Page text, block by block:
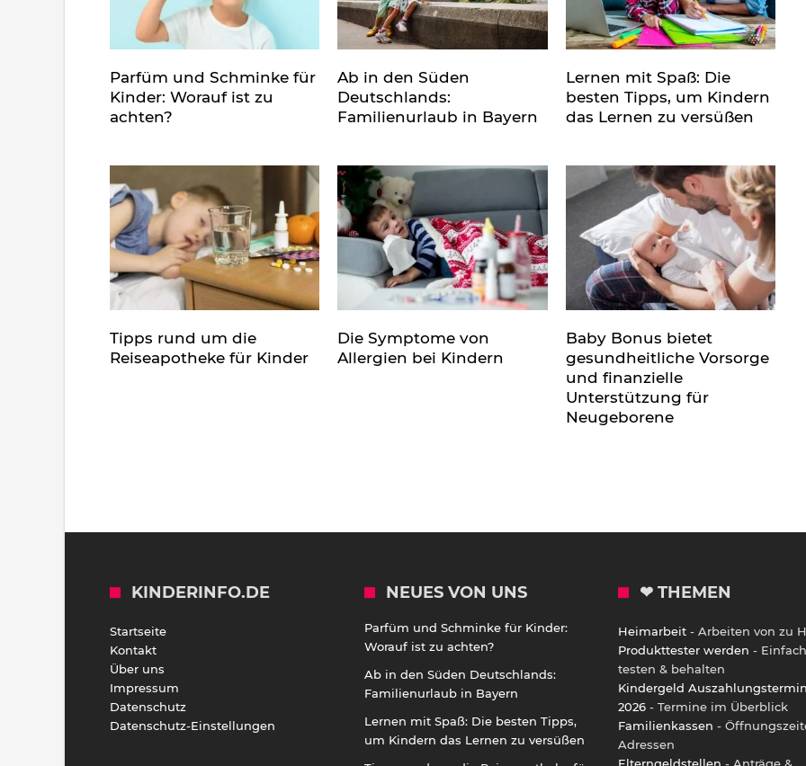
Parfüm und Schminke für
Kinder: Worauf ist zu
achten?
Ab in den Süden
Deutschlands:
Familienurlaub in Bayern
Lernen mit Spaß: Die
besten Tipps, um Kindern
das Lernen zu versüßen
Tipps rund um die
Reiseapotheke für Kinder
Die Symptome von
Allergien bei Kindern
Baby Bonus bietet
gesundheitliche Vorsorge
und finanzielle
Unterstützung für
Neugeborene
KINDERINFO.DE
Startseite
Kontakt
Über uns
Impressum
Datenschutz
Datenschutz-Einstellungen
NEUES VON UNS
Parfüm und Schminke für Kinder:
Worauf ist zu achten?
Ab in den Süden Deutschlands:
Familienurlaub in Bayern
Lernen mit Spaß: Die besten Tipps,
um Kindern das Lernen zu versüßen
❤ THEMEN
Heimarbeit - Arbeiten von zu
Produkttester werden - Einfach
testen & behalten
Kindergeld
2026 - Termine im Überblick
Familienkassen -
Adressen
Elterngeldstellen - Anträge &